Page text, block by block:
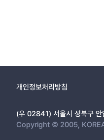
개인정보처리방침
(우 02841) 서울시 성북구
Copyright © 2005,